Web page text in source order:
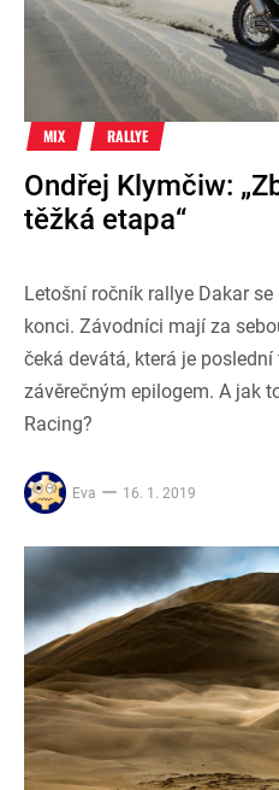
MIX RALLYE
Ondřej Klymčiw:
těžká etapa“
Letošní ročník rallye Dakar
konci. Závodníci mají za
čeká devátá, která je
závěrečným epilogem. A jak
Racing?
Eva 16. 1. 2019